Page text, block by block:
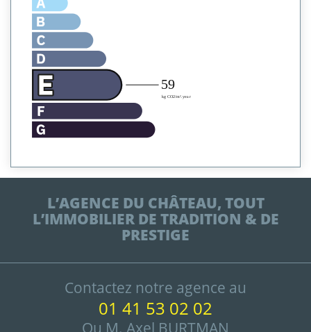
L’AGENCE DU CHÂTEAU, TOUT
L’IMMOBILIER DE TRADITION & DE
PRESTIGE
Contactez notre agence au
01 41 53 02 02
Ou M. Axel BURTMAN